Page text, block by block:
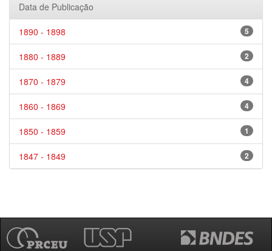
Data de Publicação
5
1890 - 1898
2
1880 - 1889
4
1870 - 1879
4
1860 - 1869
1
1850 - 1859
2
1847 - 1849